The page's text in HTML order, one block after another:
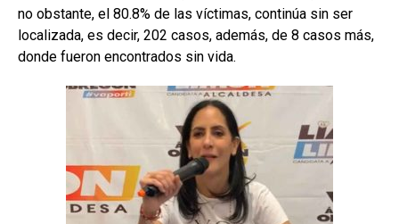
no obstante, el 80.8% de las víctimas, continúa sin ser
localizada, es decir, 202 casos, además, de 8 casos más,
donde fueron encontrados sin vida.